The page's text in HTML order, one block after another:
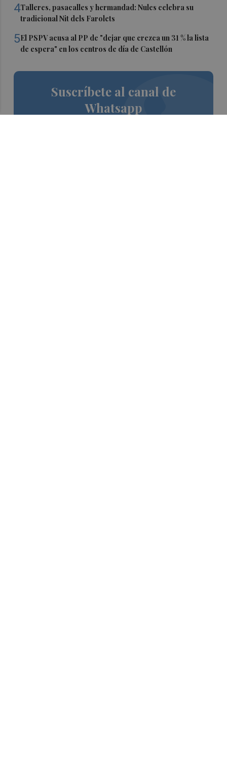
4Talleres, pasacalles y hermandad: Nules celebra su
tradicional Nit dels Farolets
5El PSPV acusa al PP de "dejar que crezca un 31 % la lista
de espera" en los centros de día de Castellón
Suscríbete al canal de
Whatsapp